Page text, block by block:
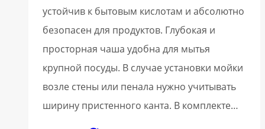
устойчив к бытовым кислотам и абсолютно
безопасен для продуктов. Глубокая и
просторная чаша удобна для мытья
крупной посуды. В случае установки мойки
возле стены или пенала нужно учитывать
ширину пристенного канта. В комплекте…